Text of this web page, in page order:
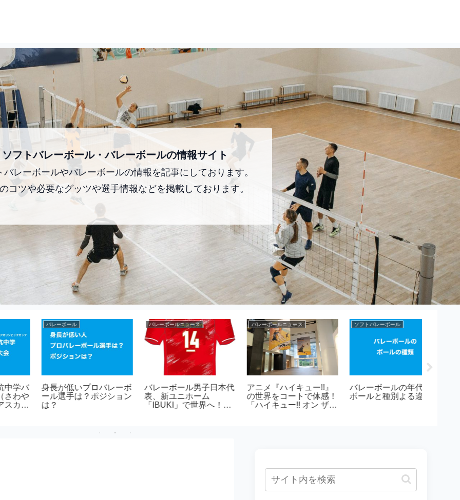
ソフトバレーボール・バレーボールの情報サイト
バレーボールやバレーボールの情報を記事にしております。
コツや必要なグッツや選手情報などを掲載しております。
アタック（スパイク）
ソフトバレーボール（ソ
フバ）の初心者でアタッ
ク（スパイク）を打ちた
ソフトバレーボール
ソフトバレーボール（ソ
フバ）とバレーボールの
ソフトバレーボール
ソフバ（ソフトバレーボ
ール）のポジションと役
割
バレーボールニュース
バレーボールのパフォー
マンスを劇的に変える！
プロも選ぶインソール